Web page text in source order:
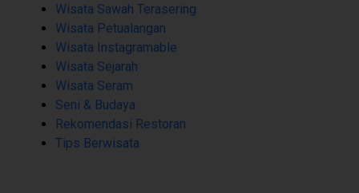
Wisata Sawah Terasering
Wisata Petualangan
Wisata Instagramable
Wisata Sejarah
Wisata Seram
Seni & Budaya
Rekomendasi Restoran
Tips Berwisata